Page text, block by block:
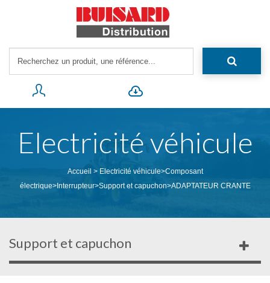
Electricité véhicule
Accueil > Electricité véhicule>Composant
électrique>Interrupteur>Support et capuchon>ADAPTATEUR CRANTE
Support et capuchon